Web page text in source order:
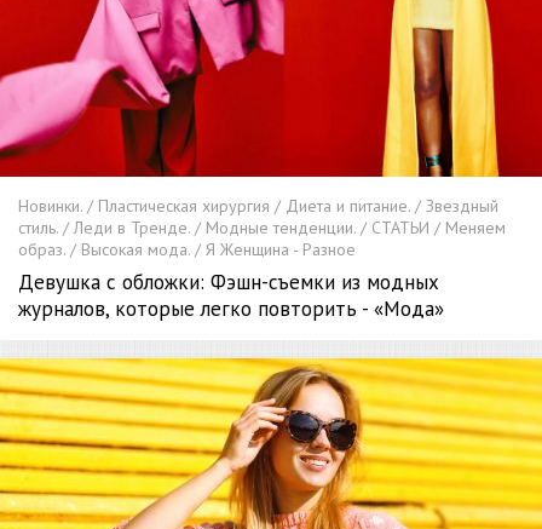
Новинки. / Пластическая хирургия / Диета и питание. / Звездный
стиль. / Леди в Тренде. / Модные тенденции. / СТАТЬИ / Меняем
образ. / Высокая мода. / Я Женщина - Разное
Девушка с обложки: Фэшн-съемки из модных
журналов, которые легко повторить - «Мода»